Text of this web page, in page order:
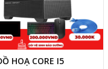
HOẠ CORE I5